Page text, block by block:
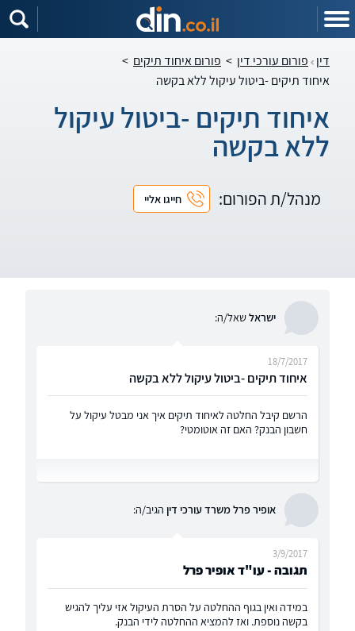
דין פורום עורכי דין > פורום איחוד תיקים >
איחוד תיקים -ביטול עיקול ללא בקשה
איחוד תיקים -ביטול עיקול
ללא בקשה
מנהל/ת הפורום: חייגו אליי
ישראלשאל/ה:
איחוד תיקים -ביטול עיקול ללא בקשה
18/7/2017
הרשם קיבל החלטה לאיחוד תיקים איך אני מבטל עיקול על
חשבון הבנק? האם זה אוטומטי?
אופיר פרל משרד עורכי דין הגיב/ה:
תגובה - עו"ד אופיר פרל
3/9/2017
במידה ואין בגוף ההחלטה על הסרת העיקול אזי עליך להגיש
בקשה נוספת. ואז להמציא ההחלטה לידי הבנק.